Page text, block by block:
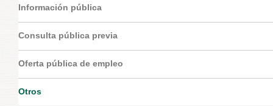
Información pública
Consulta pública previa
Oferta pública de empleo
Otros